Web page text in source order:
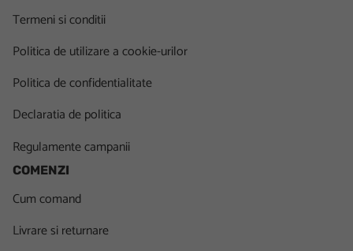
Termeni si conditii
Politica de utilizare a cookie-urilor
Politica de confidentialitate
Declaratia de politica
Regulamente campanii
COMENZI
Cum comand
Livrare si returnare